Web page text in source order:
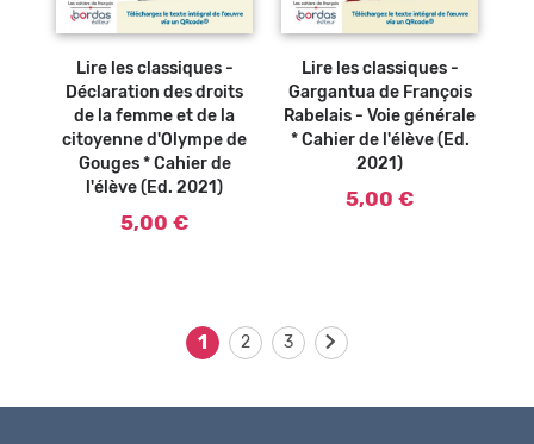
Ajouter au
Lire les classiques -
Déclaration des droits
de la femme et de la
citoyenne d'Olympe de
Gouges * Cahier de
l'élève (Ed. 2021)
5,00 €
Ajouter au
Lire les classiques -
Gargantua de François
Rabelais - Voie générale
* Cahier de l'élève (Ed.
2021)
5,00 €
1 2 3